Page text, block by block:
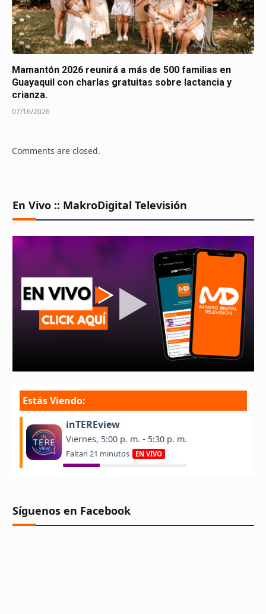
Mamantón 2026 reunirá a más de 500 familias en
Guayaquil con charlas gratuitas sobre lactancia y
crianza.
07/16/2026
Comments are closed.
En Vivo :: MakroDigital Televisión
Síguenos en Facebook